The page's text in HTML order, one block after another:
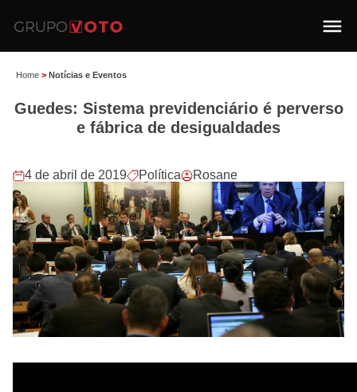
Home > Notícias e Eventos
Guedes: Sistema previdenciário é perverso
e fábrica de desigualdades
4 de abril de 2019 Política Rosane